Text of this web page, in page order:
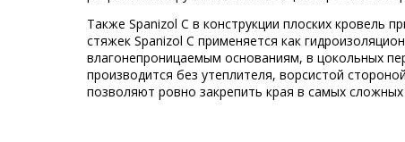
Также Spanizol С в конструкции плоских кровель
стяжек Spanizol С применяется как
влагонепроницаемым основаниям, в цокольных
производится без утеплителя, ворсистой
позволяют ровно закрепить края в самых